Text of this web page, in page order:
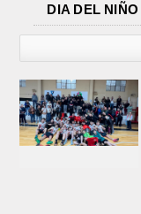
DIA DEL